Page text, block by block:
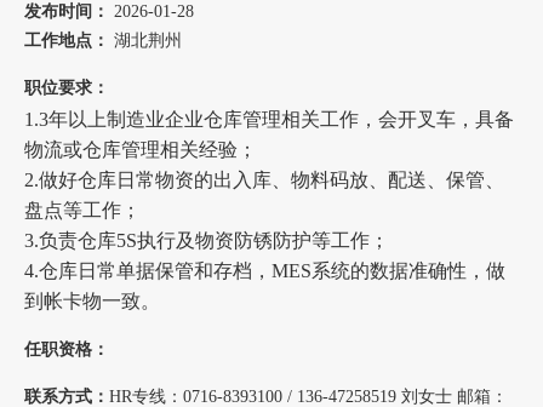
发布时间：
2026-01-28
工作地点： 湖北荆州
职位要求：
1.3年以上制造业企业仓库管理相关工作，会开叉车，具备
物流或仓库管理相关经验；
2.做好仓库日常物资的出入库、物料码放、配送、保管、
盘点等工作；
3.负责仓库5S执行及物资防锈防护等工作；
4.仓库日常单据保管和存档，MES系统的数据准确性，做
到帐卡物一致。
任职资格：
联系方式： HR专线：0716-8393100 / 136-47258519 刘女士 邮箱：